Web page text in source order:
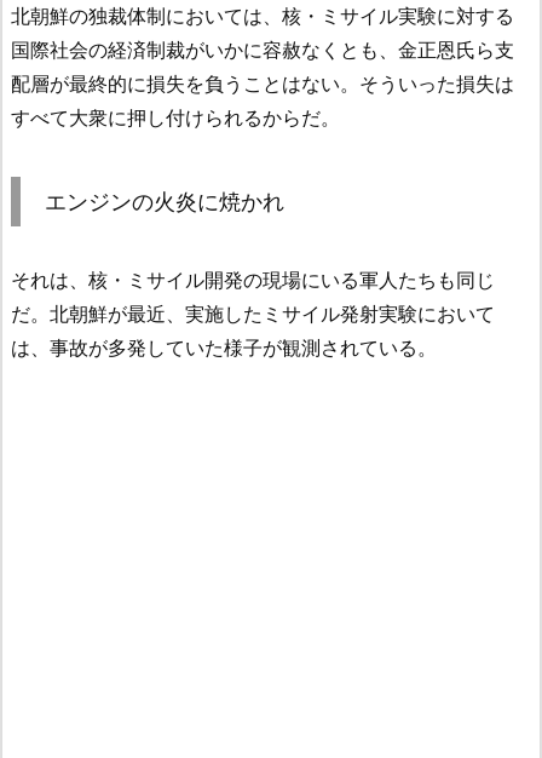
北朝鮮の独裁体制においては、 核・ミサイル実験に対する
国際社会の経済制裁がいかに容赦なくとも、 金正恩氏ら支
配層が最終的に損失を負うことはない。そういった損失は
すべて大衆に押し付けられるからだ。
エンジンの火炎に焼かれ
それは、核・ミサイル開発の現場にいる軍人たちも同じ
だ。北朝鮮が最近、実施したミサイル発射実験において
は、事故が多発していた様子が観測されている。